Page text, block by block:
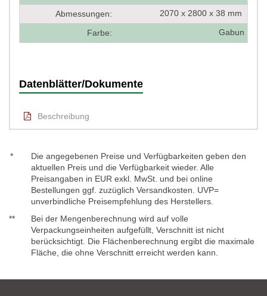
Abmessungen: 2070 x 2800 x 38 mm
Farbe: Gabun
Datenblätter/Dokumente
Beschreibung
*
Die angegebenen Preise und Verfügbarkeiten geben den
aktuellen Preis und die Verfügbarkeit wieder. Alle
Preisangaben in EUR exkl. MwSt. und bei online
Bestellungen ggf. zuzüglich Versandkosten. UVP=
unverbindliche Preisempfehlung des Herstellers.
**
Bei der Mengenberechnung wird auf volle
Verpackungseinheiten aufgefüllt, Verschnitt ist nicht
berücksichtigt. Die Flächenberechnung ergibt die maximale
Fläche, die ohne Verschnitt erreicht werden kann.